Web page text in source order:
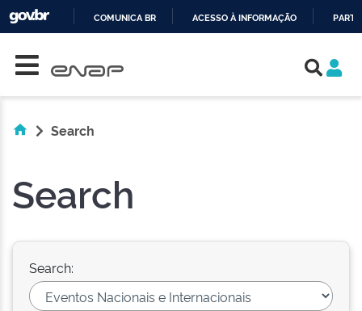
COMUNICA BR ACESSO À INFORMAÇÃO
Search
Search
Search: